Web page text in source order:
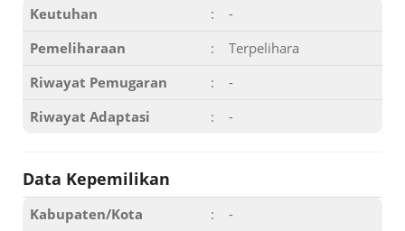
Keutuhan :
-
Pemeliharaan
:
Terpelihara
Riwayat Pemugaran
:
-
Riwayat Adaptasi
: -
Data Kepemilikan
Kabupaten/Kota :
-